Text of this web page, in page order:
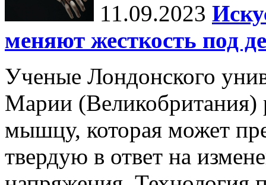
11.09.2023
меняют жесткость под
Ученые Лондонского
Марии (Великобритания)
мышцу, которая может
твердую в ответ на